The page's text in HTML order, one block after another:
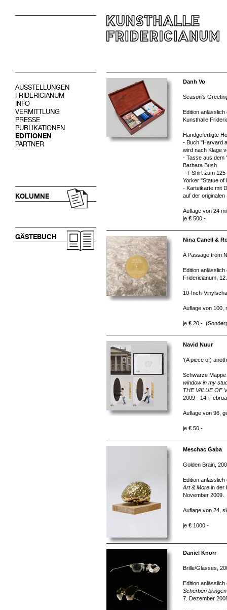
AUSSTELLUNGEN
FRIDERICIANUM
INFO
VERMITTLUNG
PRESSE
PUBLIKATIONEN
EDITIONEN
PARTNER
KOLUMNE
GÄSTEBUCH
Danh Vo
Season's
Edition
Kunsthalle
Handgefertigte
- Buch "Harvard
wird nach Klage
- Tasse aus dem
Barbara Bush
- T-Shirt zum
Yorker "Statue of
- Karteikarte mit
auf der
Auflage von 24
je € 500,-
Nina Canell &
A Passage from
Edition
Fridericianum,
10-Inch-
Auflage von 100,
je € 20,-
Navid Nuur
'(A piece of)
Schwarze
window in my
THE VALUE OF
2009 - 14.
Auflage von 96,
je € 50,-
Meschac Gaba
Golden Brain,
Edition
Art & More in der
November 2009.
Auflage von 24,
je € 1000,-
Daniel Knorr
Brille/Glasses,
Edition
Scherben
7. Dezember